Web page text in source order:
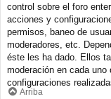
control sobre el foro
acciones y
permisos, baneo de
moderadores, etc.
éste les ha dado. Ellos
moderación en cada uno
configuraciones
Arriba